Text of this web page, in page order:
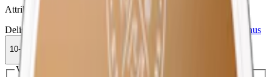
Attribut
Delisted
Nikotinfri Vitamin/Koffeinsnus
10-pack
Välj antal dosor